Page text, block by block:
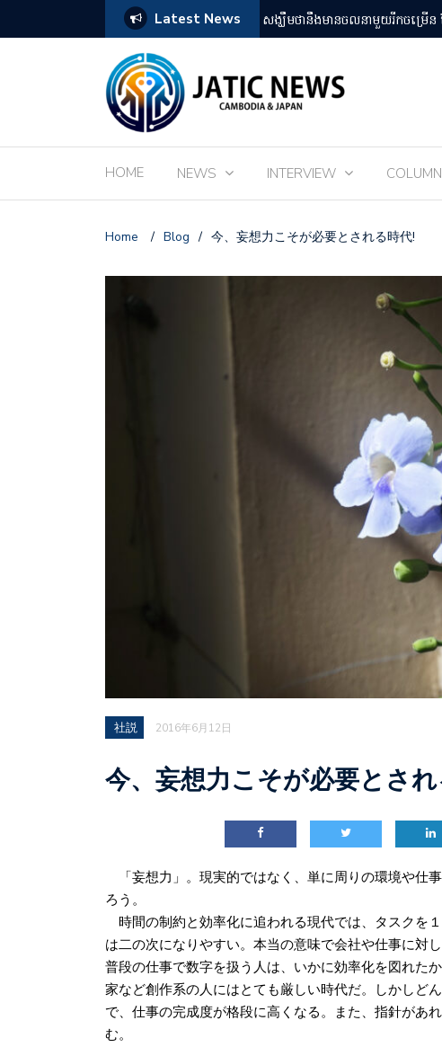
Latest News
ើងដោយអ្នកគាំទ្ររឿងអានីមេជប៉ុន ពិព័រណ៌ EXPO 2025 នៅតំបន់
HOME NEWS INTERVIEW COLUMN
Home / Blog / 今、妄想力こそが必要とされる時代!
社説 2016年6月12日
今、妄想力こそが必要とさ
「妄想力」。現実的ではなく、単に周りの環境や仕
ろう。
時間の制約と効率化に追われる現代では、タスクを
は二の次になりやすい。本当の意味で会社や仕事に対
普段の仕事で数字を扱う人は、いかに効率化を図れた
家など創作系の人にはとても厳しい時代だ。しかしど
で、仕事の完成度が格段に高くなる。また、指針があ
む。